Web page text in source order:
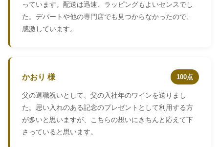
っています。配送は迅速、ラッピングもよいセンスでし
た。デパートや他の専門店でも見つからなかったので、
感激しています。
かおり 様 100点
父の退職祝いとして、父の入社年のワインを送りまし
た。思い入れのある記念のプレゼントとして利用する方
が多いと思いますが、こちらの想いにきちんと応えて下
さっていると思います。